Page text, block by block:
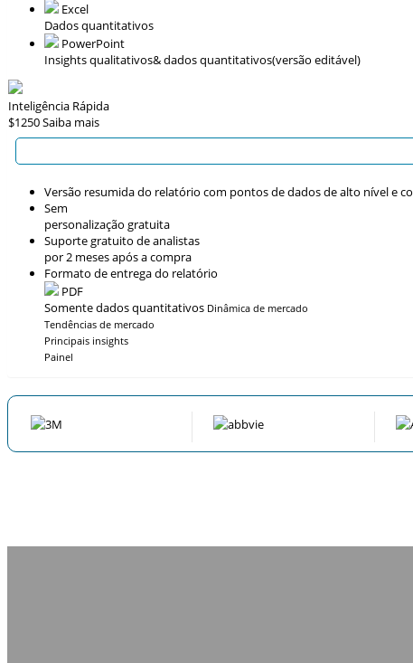
Excel
Dados quantitativos
PowerPoint
Insights qualitativos& dados quantitativos(versão editável)
Inteligência Rápida
$1250Saiba mais
Versão resumida do relatório com pontos de dados de alto nível e
Sem
personalização gratuita
Suporte gratuito de analistas
por 2 meses após a compra
Formato de entrega do relatório
PDF
Somente dados quantitativos Dinâmica de mercado
Tendências de mercado
Principais insights
Painel